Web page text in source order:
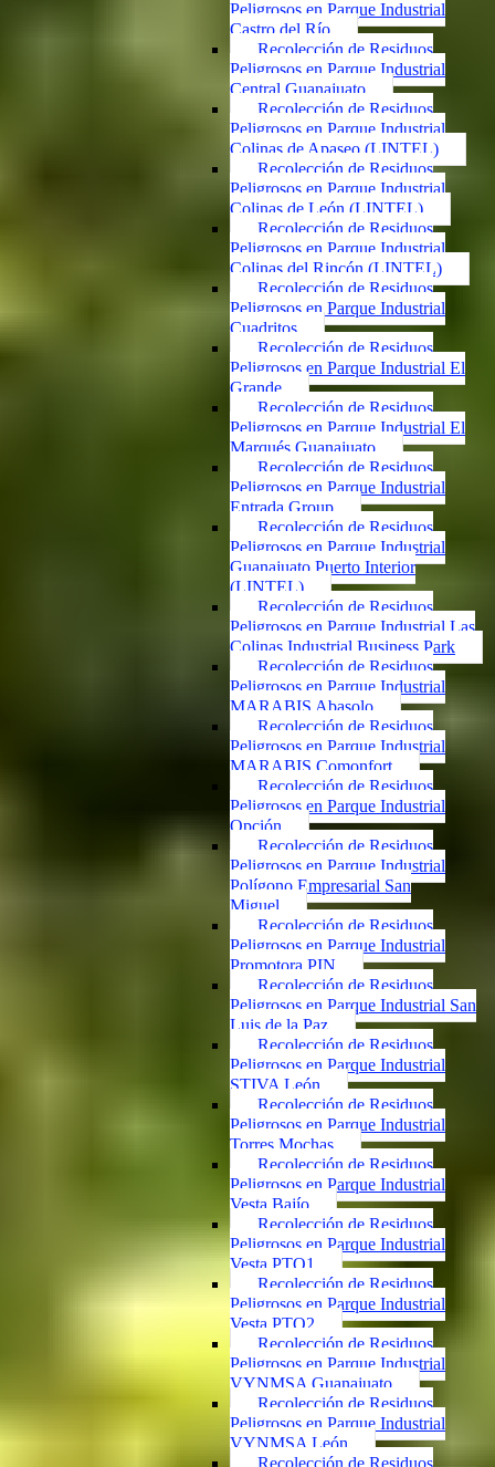
Peligrosos en Parque Industrial
Castro del Río
Recolección de Residuos
Peligrosos en Parque Industrial
Central Guanajuato
Recolección de Residuos
Peligrosos en Parque Industrial
Colinas de Apaseo (LINTEL)
Recolección de Residuos
Peligrosos en Parque Industrial
Colinas de León (LINTEL)
Recolección de Residuos
Peligrosos en Parque Industrial
Colinas del Rincón (LINTEL)
Recolección de Residuos
Peligrosos en Parque Industrial
Cuadritos
Recolección de Residuos
Peligrosos en Parque Industrial El
Grande
Recolección de Residuos
Peligrosos en Parque Industrial El
Marqués Guanajuato
Recolección de Residuos
Peligrosos en Parque Industrial
Entrada Group
Recolección de Residuos
Peligrosos en Parque Industrial
Guanajuato Puerto Interior
(LINTEL)
Recolección de Residuos
Peligrosos en Parque Industrial Las
Colinas Industrial Business Park
Recolección de Residuos
Peligrosos en Parque Industrial
MARABIS Abasolo
Recolección de Residuos
Peligrosos en Parque Industrial
MARABIS Comonfort
Recolección de Residuos
Peligrosos en Parque Industrial
Opción
Recolección de Residuos
Peligrosos en Parque Industrial
Polígono Empresarial San
Miguel
Recolección de Residuos
Peligrosos en Parque Industrial
Promotora PIN
Recolección de Residuos
Peligrosos en Parque Industrial San
Luis de la Paz
Recolección de Residuos
Peligrosos en Parque Industrial
STIVA León
Recolección de Residuos
Peligrosos en Parque Industrial
Torres Mochas
Recolección de Residuos
Peligrosos en Parque Industrial
Vesta Bajío
Recolección de Residuos
Peligrosos en Parque Industrial
Vesta PTO1
Recolección de Residuos
Peligrosos en Parque Industrial
Vesta PTO2
Recolección de Residuos
Peligrosos en Parque Industrial
VYNMSA Guanajuato
Recolección de Residuos
Peligrosos en Parque Industrial
VYNMSA León
Recolección de Residuos